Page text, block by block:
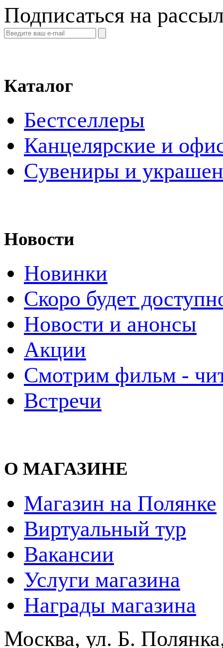
Подписаться на
Каталог
Бестселлеры
Канцелярские и
Cувениры и
Новости
Новинки
Скоро будет
Новости и анонсы
Акции
Смотрим фильм -
Встречи
О МАГАЗИНЕ
Магазин на Полянке
Виртуальный тур
Вакансии
Услуги магазина
Награды магазина
Москва, ул. Б.